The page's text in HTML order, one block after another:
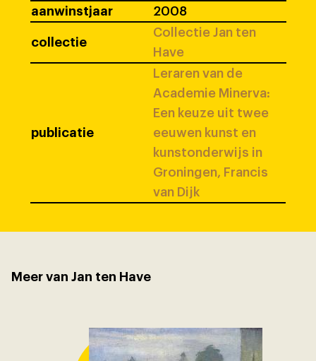
aanwinstjaar
2008
collectie
Collectie Jan ten
Have
publicatie
Leraren van de
Academie Minerva:
Een keuze uit twee
eeuwen kunst en
kunstonderwijs in
Groningen, Francis
van Dijk
Meer van Jan ten Have